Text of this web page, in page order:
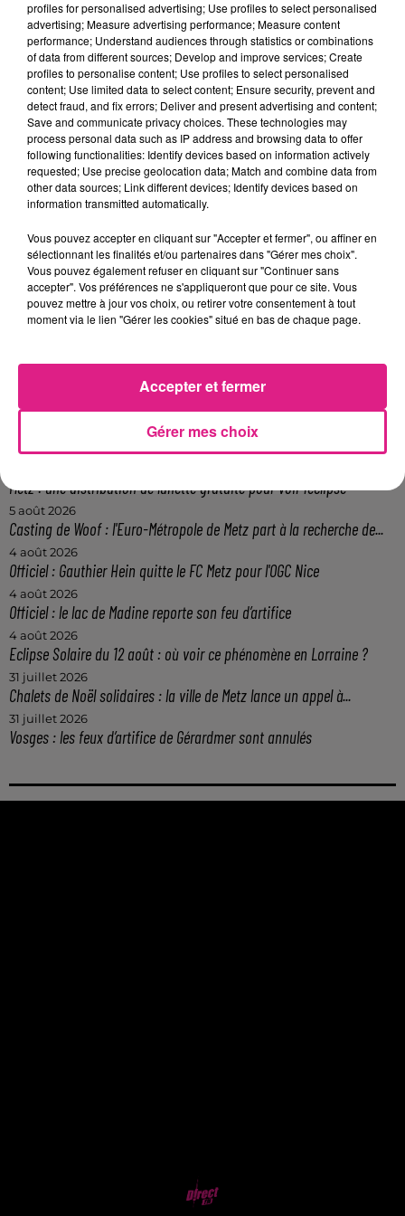
Patrick Clément
Les équipes de bénévoles et d’organisation sont prêts à
vous accueillir.
Les demi-finales se joueront samedi 18 décembre dans
l’ordre suivant : PSG/Chambéry à 16h et à
Montpellier/Nantes à 18h30
A l’issue de ces rencontres, la finale se jouera dimanche
19 décembre à 16h
Lorraine : une journée pas comme les autres au Parc animalier de...
Metz : une distribution de lunette gratuite pour voir l’éclipse
5 août 2026
Casting de Woof : l'Euro-Métropole de Metz part à la recherche de...
4 août 2026
Officiel : Gauthier Hein quitte le FC Metz pour l'OGC Nice
4 août 2026
Officiel : le lac de Madine reporte son feu d’artifice
4 août 2026
Eclipse Solaire du 12 août : où voir ce phénomène en Lorraine ?
31 juillet 2026
Chalets de Noël solidaires : la ville de Metz lance un appel à...
31 juillet 2026
Vosges : les feux d’artifice de Gérardmer sont annulés
profiles for personalised advertising; Use profiles to select personalised
advertising; Measure advertising performance; Measure content
performance; Understand audiences through statistics or combinations
of data from different sources; Develop and improve services; Create
profiles to personalise content; Use profiles to select personalised
content; Use limited data to select content; Ensure security, prevent and
detect fraud, and fix errors; Deliver and present advertising and content;
Save and communicate privacy choices. These technologies may
process personal data such as IP address and browsing data to offer
following functionalities: Identify devices based on information actively
requested; Use precise geolocation data; Match and combine data from
other data sources; Link different devices; Identify devices based on
information transmitted automatically.
Vous pouvez accepter en cliquant sur "Accepter et fermer", ou affiner en
sélectionnant les finalités et/ou partenaires dans "Gérer mes choix".
Vous pouvez également refuser en cliquant sur "Continuer sans
accepter". Vos préférences ne s'appliqueront que pour ce site. Vous
pouvez mettre à jour vos choix, ou retirer votre consentement à tout
moment via le lien "Gérer les cookies" situé en bas de chaque page.
Gérer mes choix
Accepter et fermer